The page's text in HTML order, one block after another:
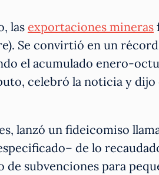
las exportaciones mineras
Se convirtió en un
el acumulado enero-
celebró la noticia y dijo
lanzó un fideicomiso
de lo
subvenciones para